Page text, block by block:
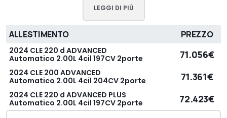
LEGGI DI PIÙ
ALLESTIMENTO PREZZO
2024 CLE 220 d ADVANCED
Automatico 2.00L 4cil 197CV 2porte
71.056€
2024 CLE 200 ADVANCED
Automatico 2.00L 4cil 204CV 2porte
71.361€
2024 CLE 220 d ADVANCED PLUS
Automatico 2.00L 4cil 197CV 2porte
72.423€